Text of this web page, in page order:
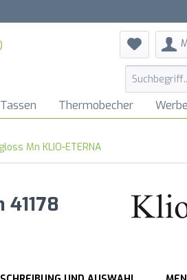
Tassen Thermobecher
Mn KLIO-ETERNA